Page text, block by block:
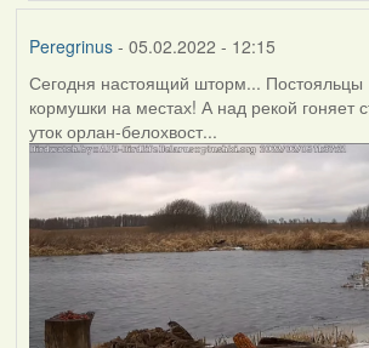
Peregrinus- 05.02.2022 - 12:15
Сегодня настоящий шторм... Постояльцы
кормушки на местах! А над рекой гоняет
уток орлан-белохвост...